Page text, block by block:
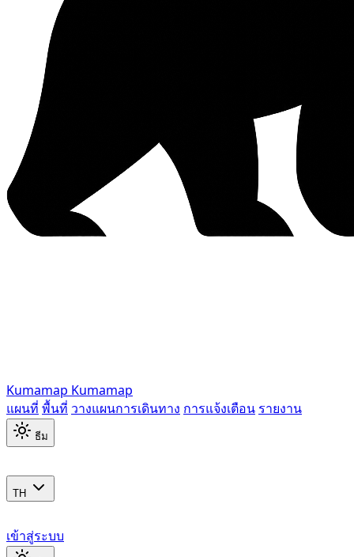
Kumamap Kumamap
แผนที่ พื้นที่ วางแผนการเดินทาง การแจ้งเตือน รายงาน
ธีม
TH
เข้าสู่ระบบ